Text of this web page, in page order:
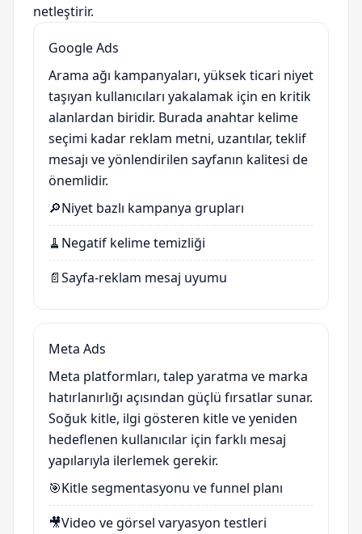
netleştirir.
Google Ads
Arama ağı kampanyaları, yüksek ticari niyet
taşıyan kullanıcıları yakalamak için en kritik
alanlardan biridir. Burada anahtar kelime
seçimi kadar reklam metni, uzantılar, teklif
mesajı ve yönlendirilen sayfanın kalitesi de
önemlidir.
🔎Niyet bazlı kampanya grupları
🧹 Negatif kelime temizliği
📄Sayfa-reklam mesaj uyumu
Meta Ads
Meta platformları, talep yaratma ve marka
hatırlanırlığı açısından güçlü fırsatlar sunar.
Soğuk kitle, ilgi gösteren kitle ve yeniden
hedeflenen kullanıcılar için farklı mesaj
yapılarıyla ilerlemek gerekir.
🎯Kitle segmentasyonu ve funnel planı
🎥Video ve görsel varyasyon testleri